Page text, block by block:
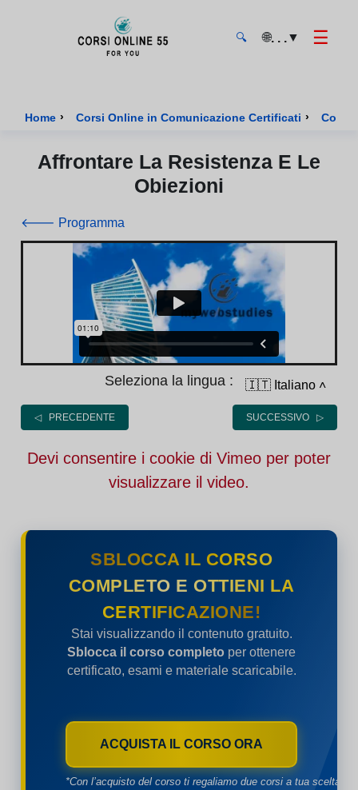
🔍 🌐. . .▼ ☰
Home › Corsi Online in Comunicazione Certificati › Corso
Affrontare La Resistenza E Le
Obiezioni
🡐 Programma
Seleziona la lingua : 🇮🇹 Italiano ˄
◁ PRECEDENTE SUCCESSIVO ▷
Devi consentire i cookie di Vimeo per poter
visualizzare il video.
SBLOCCA IL CORSO
COMPLETO E OTTIENI LA
CERTIFICAZIONE!
Stai visualizzando il contenuto gratuito.
Sblocca il corso completo per ottenere
certificato, esami e materiale scaricabile.
ACQUISTA IL CORSO ORA
*Con l’acquisto del corso ti regaliamo due corsi a tua scelta*